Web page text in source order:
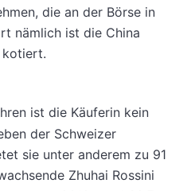
die an der Börse in
nämlich ist die China
kotiert.
ist die Käuferin kein
der Schweizer
sie unter anderem zu 91
Zhuhai Rossini